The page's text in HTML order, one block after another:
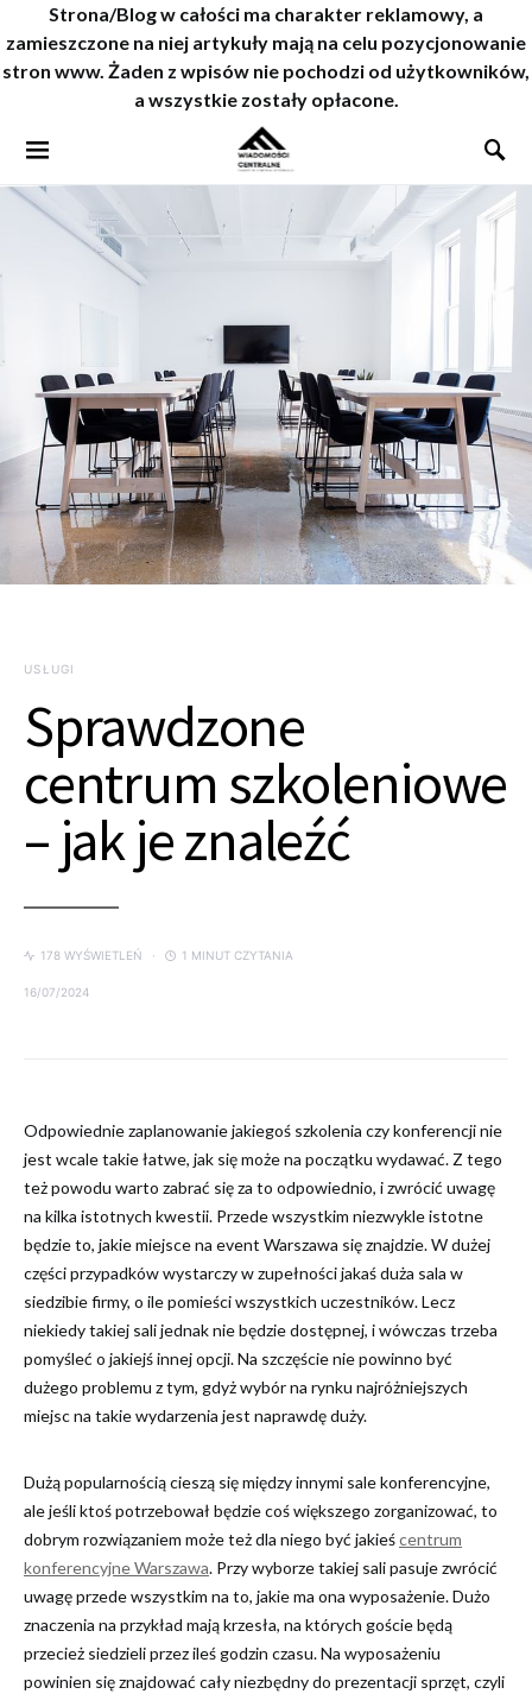
Strona/Blog w całości ma charakter reklamowy, a
zamieszczone na niej artykuły mają na celu pozycjonowanie
stron www. Żaden z wpisów nie pochodzi od użytkowników,
a wszystkie zostały opłacone.
USŁUGI
Sprawdzone
centrum szkoleniowe
– jak je znaleźć
178 WYŚWIETLEŃ 1 MINUT CZYTANIA
16/07/2024
Odpowiednie zaplanowanie jakiegoś szkolenia czy konferencji nie
jest wcale takie łatwe, jak się może na początku wydawać. Z tego
też powodu warto zabrać się za to odpowiednio, i zwrócić uwagę
na kilka istotnych kwestii. Przede wszystkim niezwykle istotne
będzie to, jakie miejsce na event Warszawa się znajdzie. W dużej
części przypadków wystarczy w zupełności jakaś duża sala w
siedzibie firmy, o ile pomieści wszystkich uczestników. Lecz
niekiedy takiej sali jednak nie będzie dostępnej, i wówczas trzeba
pomyśleć o jakiejś innej opcji. Na szczęście nie powinno być
dużego problemu z tym, gdyż wybór na rynku najróżniejszych
miejsc na takie wydarzenia jest naprawdę duży.
Dużą popularnością cieszą się między innymi sale konferencyjne,
ale jeśli ktoś potrzebował będzie coś większego zorganizować, to
dobrym rozwiązaniem może też dla niego być jakieścentrum
konferencyjne Warszawa. Przy wyborze takiej sali pasuje zwrócić
uwagę przede wszystkim na to, jakie ma ona wyposażenie. Dużo
znaczenia na przykład mają krzesła, na których goście będą
przecież siedzieli przez ileś godzin czasu. Na wyposażeniu
powinien się znajdować cały niezbędny do prezentacji sprzęt, czyli